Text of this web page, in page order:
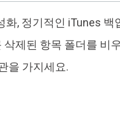
화, 정기적인 iTunes 백
삭제된 항목 폴더를 비
을 가지세요.